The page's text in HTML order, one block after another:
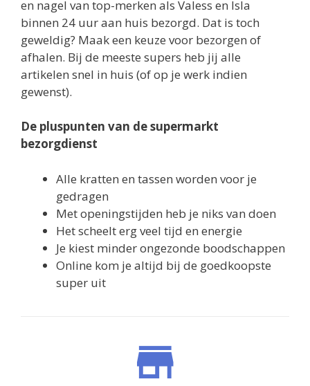
en nagel van top-merken als Valess en Isla
binnen 24 uur aan huis bezorgd. Dat is toch
geweldig? Maak een keuze voor bezorgen of
afhalen. Bij de meeste supers heb jij alle
artikelen snel in huis (of op je werk indien
gewenst).
De pluspunten van de supermarkt
bezorgdienst
Alle kratten en tassen worden voor je
gedragen
Met openingstijden heb je niks van doen
Het scheelt erg veel tijd en energie
Je kiest minder ongezonde boodschappen
Online kom je altijd bij de goedkoopste
super uit